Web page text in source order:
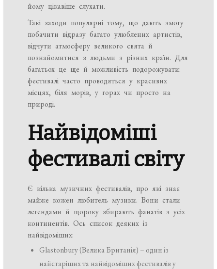
йому цікавіше слухати.
Такі заходи популярні тому, що дають змогу
побачити відразу багато улюблених артистів,
відчути атмосферу великого свята й
познайомитися з людьми з різних країн. Для
багатьох це ще й можливість подорожувати:
фестивалі часто проводяться у красивих
місцях, біля морів, у горах чи просто на
природі.
Найвідоміші
фестивалі світу
Є кілька музичних фестивалів, про які знає
майже кожен любитель музики. Вони стали
легендами й щороку збирають фанатів з усіх
континентів. Ось список деяких із
найвідоміших:
Glastonbury (Велика Британія) – один із
найстаріших та найвідоміших фестивалів у